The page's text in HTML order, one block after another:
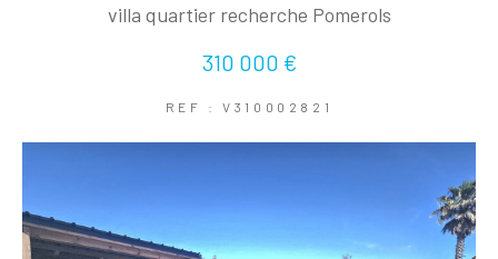
villa quartier recherche Pomerols
310 000 €
REF : V310002821